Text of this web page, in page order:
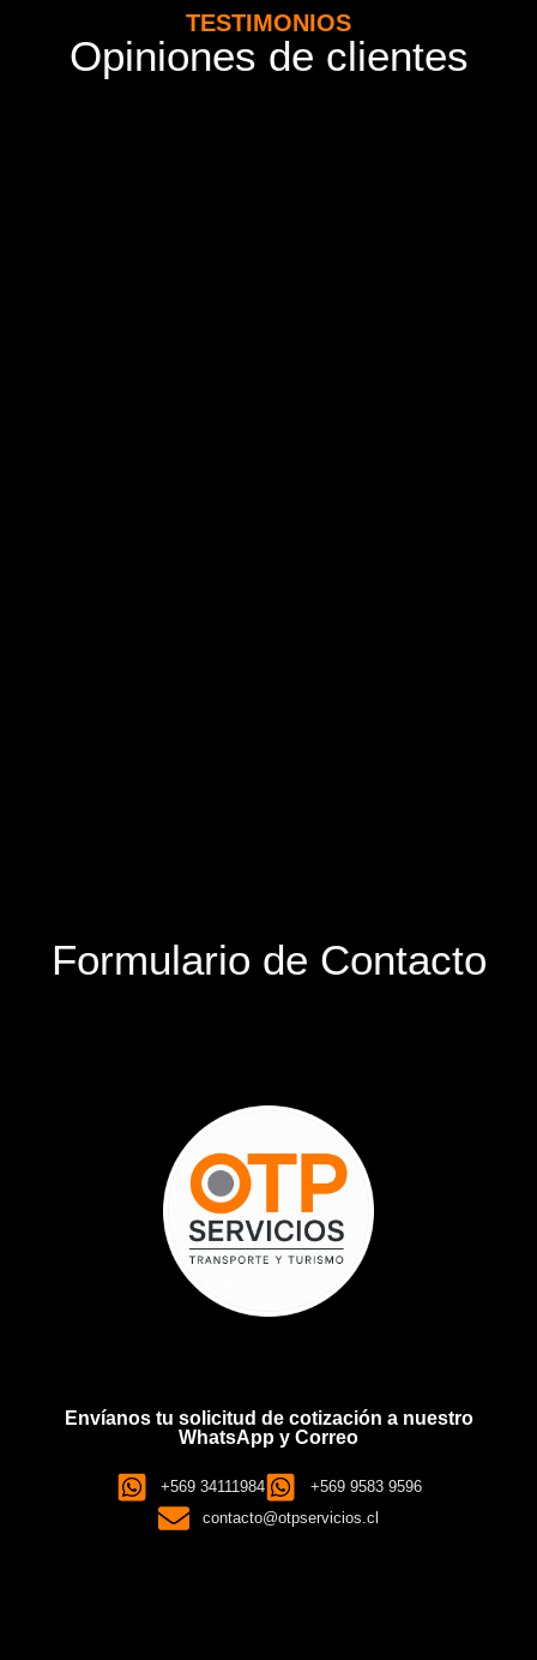
TESTIMONIOS
Opiniones de clientes
Formulario de Contacto
Envíanos tu solicitud de cotización a nuestro
WhatsApp y Correo
+569 34111984
+569 9583 9596
contacto@otpservicios.cl